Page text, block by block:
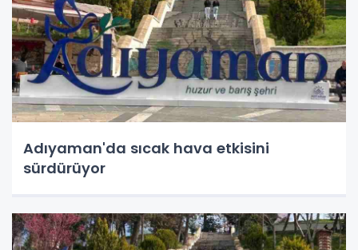
Adıyaman'da sıcak hava etkisini
sürdürüyor